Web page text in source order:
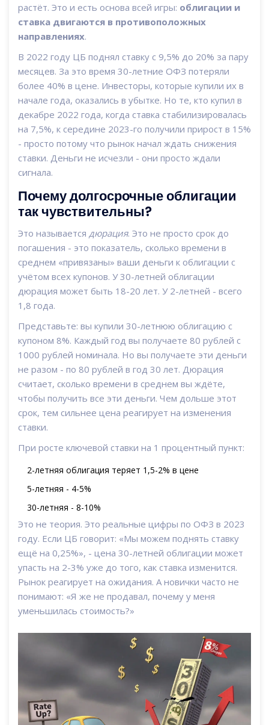
растёт. Это и есть основа всей игры: облигации и
ставка двигаются в противоположных
направлениях.
В 2022 году ЦБ поднял ставку с 9,5% до 20% за пару
месяцев. За это время 30-летние ОФЗ потеряли
более 40% в цене. Инвесторы, которые купили их в
начале года, оказались в убытке. Но те, кто купил в
декабре 2022 года, когда ставка стабилизировалась
на 7,5%, к середине 2023-го получили прирост в 15%
- просто потому что рынок начал ждать снижения
ставки. Деньги не исчезли - они просто ждали
сигнала.
Почему долгосрочные облигации
так чувствительны?
Это называется дюрация. Это не просто срок до
погашения - это показатель, сколько времени в
среднем «привязаны» ваши деньги к облигации с
учётом всех купонов. У 30-летней облигации
дюрация может быть 18-20 лет. У 2-летней - всего
1,8 года.
Представьте: вы купили 30-летнюю облигацию с
купоном 8%. Каждый год вы получаете 80 рублей с
1000 рублей номинала. Но вы получаете эти деньги
не разом - по 80 рублей в год 30 лет. Дюрация
считает, сколько времени в среднем вы ждёте,
чтобы получить все эти деньги. Чем дольше этот
срок, тем сильнее цена реагирует на изменения
ставки.
При росте ключевой ставки на 1 процентный пункт:
2-летняя облигация теряет 1,5-2% в цене
5-летняя - 4-5%
30-летняя - 8-10%
Это не теория. Это реальные цифры по ОФЗ в 2023
году. Если ЦБ говорит: «Мы можем поднять ставку
ещё на 0,25%», - цена 30-летней облигации может
упасть на 2-3% уже до того, как ставка изменится.
Рынок реагирует на ожидания. А новички часто не
понимают: «Я же не продавал, почему у меня
уменьшилась стоимость?»